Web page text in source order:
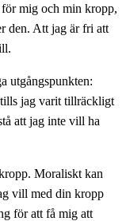
mig och min kropp,
den. Att jag är fri att
utgångspunkten:
jag varit tillräckligt
att jag inte vill ha
Moraliskt kan
vill med din kropp
för att få mig att